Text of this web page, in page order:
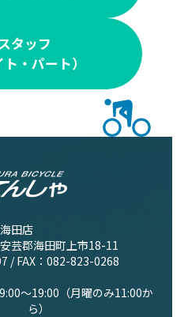
タッフ
ト・パート）
田店
芸郡海田町上市18-11
/ FAX：082-823-0268
〜19:00（月曜のみ11:00か
ら）